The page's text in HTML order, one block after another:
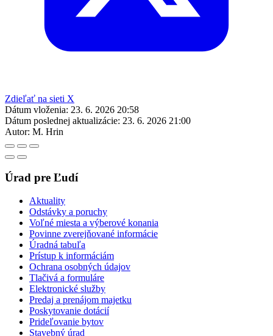
Zdieľať na sieti X
Dátum vloženia: 23. 6. 2026 20:58
Dátum poslednej aktualizácie: 23. 6. 2026 21:00
Autor: M. Hrin
Úrad pre Ľudí
Aktuality
Odstávky a poruchy
Voľné miesta a výberové konania
Povinne zverejňované informácie
Úradná tabuľa
Prístup k informáciám
Ochrana osobných údajov
Tlačivá a formuláre
Elektronické služby
Predaj a prenájom majetku
Poskytovanie dotácií
Prideľovanie bytov
Stavebný úrad